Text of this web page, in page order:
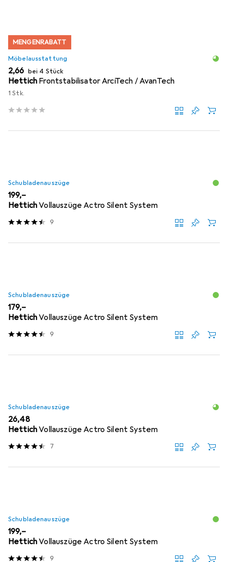
MENGENRABATT
Möbelausstattung
EUR
2,66 bei 4 Stück
Hettich Frontstabilisator ArciTech / AvanTech
1 Stk.
Schubladenauszüge
EUR
199,–
HettichVollauszüge Actro Silent System
9
Schubladenauszüge
EUR
179,–
HettichVollauszüge Actro Silent System
9
Schubladenauszüge
EUR
26,48
HettichVollauszüge Actro Silent System
7
Schubladenauszüge
EUR
199,–
HettichVollauszüge Actro Silent System
9